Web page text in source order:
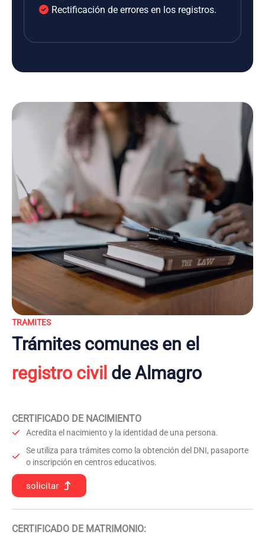
Rectificación de errores en los registros.
TRAMITES
Trámites comunes en el
registro civil de Almagro
CERTIFICADO DE NACIMIENTO
Acredita el nacimiento y la identidad de una persona.
Se utiliza para trámites como la obtención del DNI, pasaporte
o inscripción en centros educativos.
solicitar
CERTIFICADO DE MATRIMONIO: